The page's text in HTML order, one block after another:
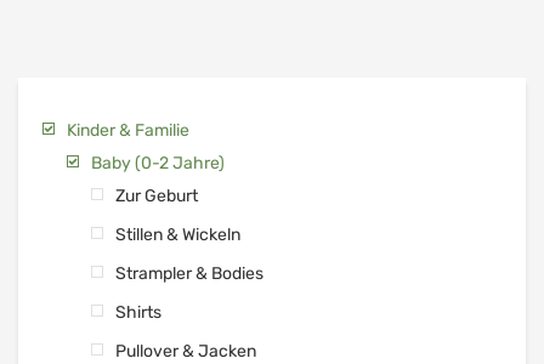
Kinder & Familie
Baby (0-2 Jahre)
Zur Geburt
Stillen & Wickeln
Strampler & Bodies
Shirts
Pullover & Jacken